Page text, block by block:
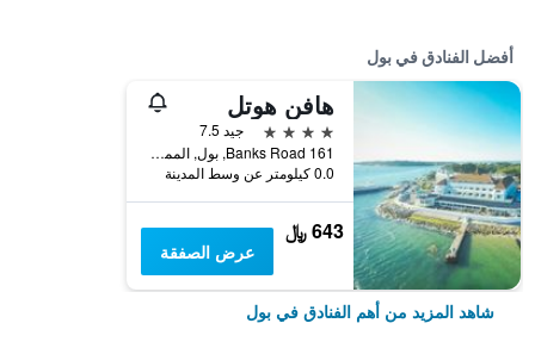
أفضل الفنادق في بول
هافن هوتل
4 نجوم
جيد 7.5
161 Banks Road, بول, المملكة المتحدة
0.0 كيلومتر عن وسط المدينة
643 ﷼
عرض الصفقة
شاهد المزيد من أهم الفنادق في بول